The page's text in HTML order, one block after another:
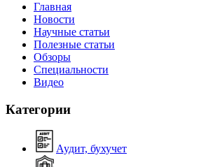
Главная
Новости
Научные статьи
Полезные статьи
Обзоры
Специальности
Видео
Категории
Аудит, бухучет